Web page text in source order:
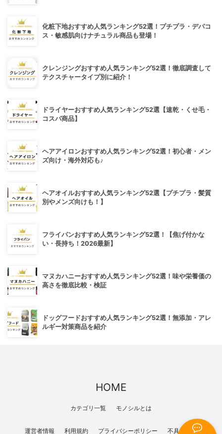
化粧下地おすすめ人気ランキング52選！プチプラ・デパコ
ス・敏感肌向けナチュラル商品も登場！
クレンジングおすすめ人気ランキング52選！徹底調査して
テクスチャータイプ別に紹介！
ドライヤーおすすめ人気ランキング52選【速乾・くせ毛・
コスパ商品】
ヘアアイロンおすすめ人気ランキング52選！初心者・メン
ズ向け・海外対応も♪
ヘアオイルおすすめ人気ランキング52選【プチプラ・髪質
別やメンズ向けも！】
フライパンおすすめ人気ランキング52選！【焦げ付かな
い・長持ち！2026最新】
マヌカハニーおすすめ人気ランキング52選！味や栄養価の
高さを徹底比較・検証
ドッグフードおすすめ人気ランキング52選！無添加・アレ
ルギー対策商品を紹介
HOME
カテゴリ一覧 モノシルとは
運営者情報 利用規約 プライバシーポリシー 不具合報告